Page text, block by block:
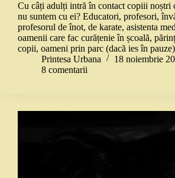
Cu câți adulți intră în contact copiii noștri
nu suntem cu ei? Educatori, profesori,
profesorul de înot, de karate, asistenta
oamenii care fac curățenie în școală,
copii, oameni prin parc (dacă ies în
Printesa Urbana
18 noiembrie
8 comentarii